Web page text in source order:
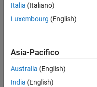
Predict
espandi tutto
Insieme di alberi
Italia (Italiano)
Luxembourg (English)
Asia-Pacifico
Australia (English)
India (English)